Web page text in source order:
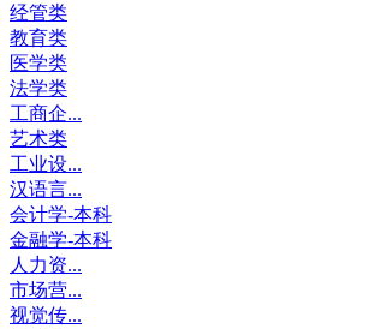
经管类
教育类
医学类
法学类
工商企...
艺术类
工业设...
汉语言...
会计学-本科
金融学-本科
人力资...
市场营...
视觉传...